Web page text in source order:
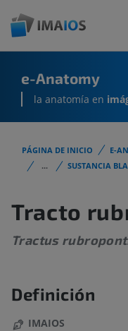
e-Anatomy
la anatomía en
PÁGINA DE INICIO E-
...
SUSTANCIA
Tracto
Tractus
Definición
IMAIOS